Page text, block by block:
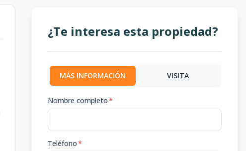
¿Te interesa esta propiedad?
MÁS INFORMACIÓN VISITA
Nombre completo*
Teléfono*